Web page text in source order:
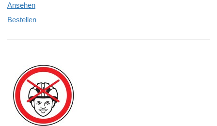
Ansehen
Bestellen